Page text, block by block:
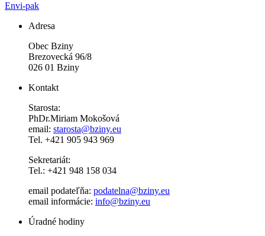
Envi-pak
Adresa
Obec Bziny
Brezovecká 96/8
026 01 Bziny
Kontakt
Starosta:
PhDr.Miriam Mokošová
email: starosta@bziny.eu
Tel. +421 905 943 969
Sekretariát:
Tel.: +421 948 158 034
email podateľňa: podatelna@bziny.eu
email informácie: info@bziny.eu
Úradné hodiny